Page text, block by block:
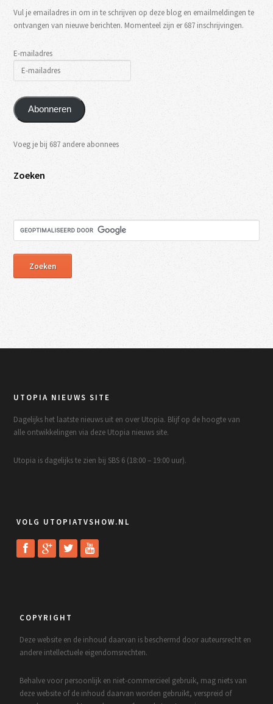
Vul je emailadres in om in te schrijven op deze blog en emailmeldingen te
ontvangen van nieuwe berichten. Momenteel zijn er 687 inschrijvingen.
E-mailadres
Abonneren
Voeg je bij 687 andere abonnees
Zoeken
UTOPIA NIEUWS SITE
Dagelijks het laatste nieuws uit en over Utopia. Blijf op de hoogte van
alle ontwikkelingen via deze Utopia nieuws site.
Utopia is dagelijks te zien bij SBS 6 (18:00 – 19:00 uur).
VOLG UTOPIATVSHOW.NL
COPYRIGHT
Deze website en de inhoud daarvan is beschermd door auteursrecht en
andere intellectuele eigendomsrechten.
Behalve voor persoonlijk en niet-commercieel gebruik, mag niets van
deze website of de inhoud daarvan worden gebruikt, verspreid of